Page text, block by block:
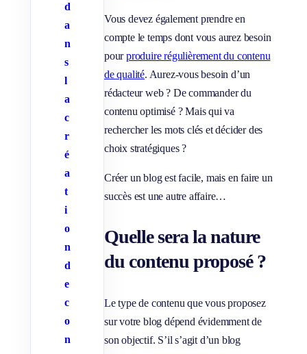
d
a
n
s
l
a
c
r
é
a
t
i
o
n
d
e
c
o
n
Vous devez également prendre en
compte le temps dont vous aurez besoin
pourproduire régulièrement du contenu
de qualité. Aurez-vous besoin d’un
rédacteur web ? De commander du
contenu optimisé ? Mais qui va
rechercher les mots clés et décider des
choix stratégiques ?
Créer un blog est facile, mais en faire un
succès est une autre affaire…
Quelle sera la nature
du contenu proposé ?
Le type de contenu que vous proposez
sur votre blog dépend évidemment de
son objectif. S’il s’agit d’un blog